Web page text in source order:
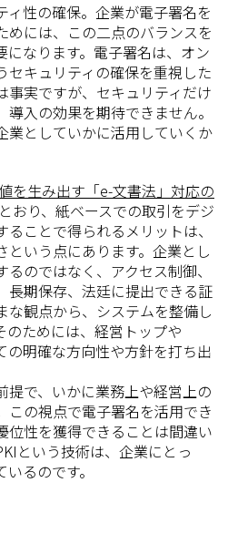
ィ性の確保。企業が電子署名を
めには、この二点のバランスを
になります。電子署名は、オン
セキュリティの確保を重視した
事実ですが、セキュリティだけ
入の効果を期待できません。
業としていかに活用していくか
を生み出す「e-文書法」対応の
おり、紙ベースでの取引をデジ
ことで得られるメリットは、
いう点にあります。企業とし
のではなく、アクセス制御、
長期保存、法廷に提出できる証
な観点から、システムを整備し
のためには、経営トップや
の明確な方向性や方針を打ち出
提で、いかに業務上や経営上の
この視点で電子署名を活用でき
位性を獲得できることは間違い
という技術は、企業にとっ
るのです。